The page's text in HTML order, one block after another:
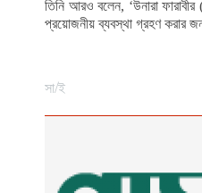
তিনি আরও বলেন, ‘উনারা
প্রয়োজনীয় ব্যবস্থা গ্রহণ করার
সা/ই